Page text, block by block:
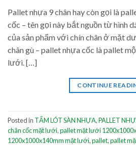
Pallet nhựa 9 chân hay còn gọi là
cốc – tên gọi này bắt nguồn từ hình
của sản phẩm với chín chân ở mặt
chân gù – pallet nhựa cốc là pallet
lưới. […]
CONTINUE
Posted in TẤM LÓT SÀN NHỰA,PALLET
chân cốc mặt lưới,pallet mặt lưới
1200x1000x140mm mặt lưới,pallet,pallet